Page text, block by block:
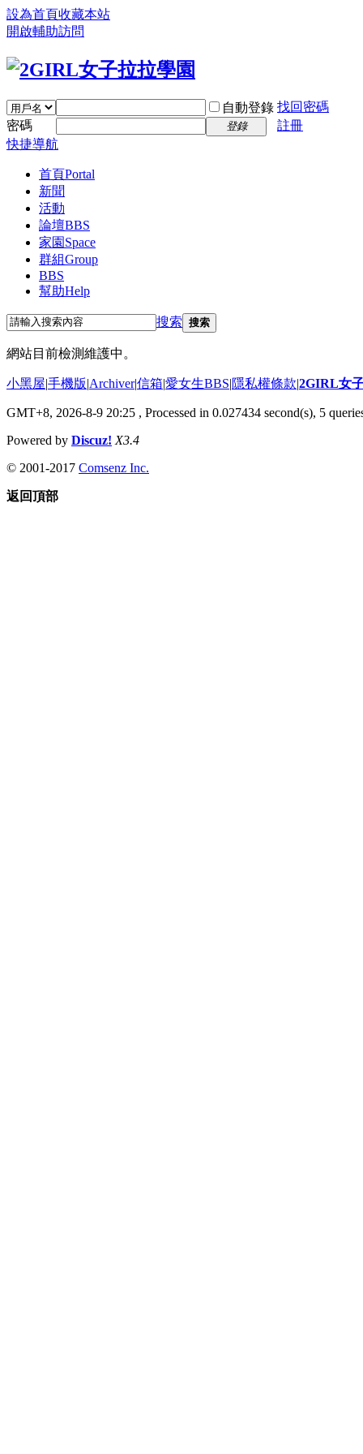
設為首頁收藏本站
開啟輔助訪問
自動登錄 找回密碼
密碼
登錄
註冊
快捷導航
首頁Portal
新聞
活動
論壇BBS
家園 Space
群組Group
BBS
幫助Help
搜索 搜索
網站目前檢測維護中。
小黑屋|手機版|Archiver|信箱|愛女生BBS|隱私權條款|2GIRL女
GMT+8, 2026-8-9 20:25 , Processed in 0.027434 second(s), 5
Powered by Discuz! X3.4
© 2001-2017 Comsenz Inc.
返回頂部